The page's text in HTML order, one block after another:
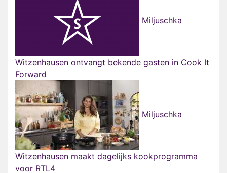
Miljuschka
Witzenhausen ontvangt bekende gasten in Cook It
Forward
Miljuschka
Witzenhausen maakt dagelijks kookprogramma
voor RTL4